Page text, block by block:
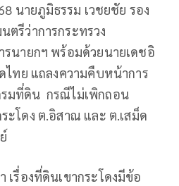
นาย​ภูมิธรรม​ เวชย​ชัย​ รอง
ตรีว่าการกระทรวง
นายก​ฯ พร้อมด้วยนายเดชอิ​
ไทย​ แถลงความคืบหน้าการ
มที่ดิน กรณีไม่เพิกถอน
ะโดง​ ต.อิสาณ และ ต.เสม็ด​
เรื่องที่ดินเขากระโดงมีข้อ